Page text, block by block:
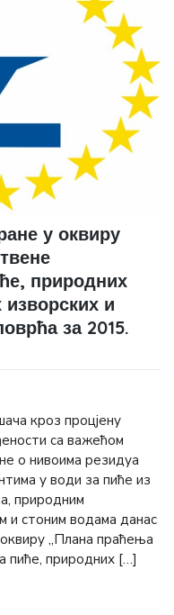
у оквиру
природних
и
за 2015.
кроз процјену
са важећом
о нивоима резидуа
у води за пиће из
природним
и стоним водама данас
„Плана праћења
пиће, природних […]